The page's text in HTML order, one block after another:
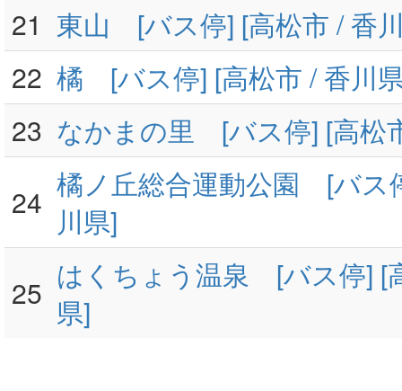
21 東山 [バス停] [高松市 / 香
22 橘 [バス停] [高松市 / 香川
23 なかまの里 [バス停] [高松
24 橘ノ丘総合運動公園 [バス
川県]
25 はくちょう温泉 [バス停] [
県]